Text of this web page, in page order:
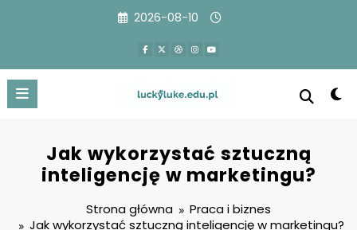
2026-08-10
Jak wykorzystać sztuczną
inteligencję w marketingu?
Strona główna
Praca i biznes
Jak wykorzystać sztuczną inteligencję w marketingu?